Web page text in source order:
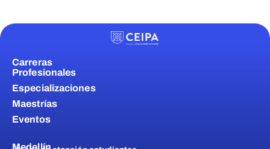
Carreras
Profesionales
Especializaciones
Maestrías
Eventos